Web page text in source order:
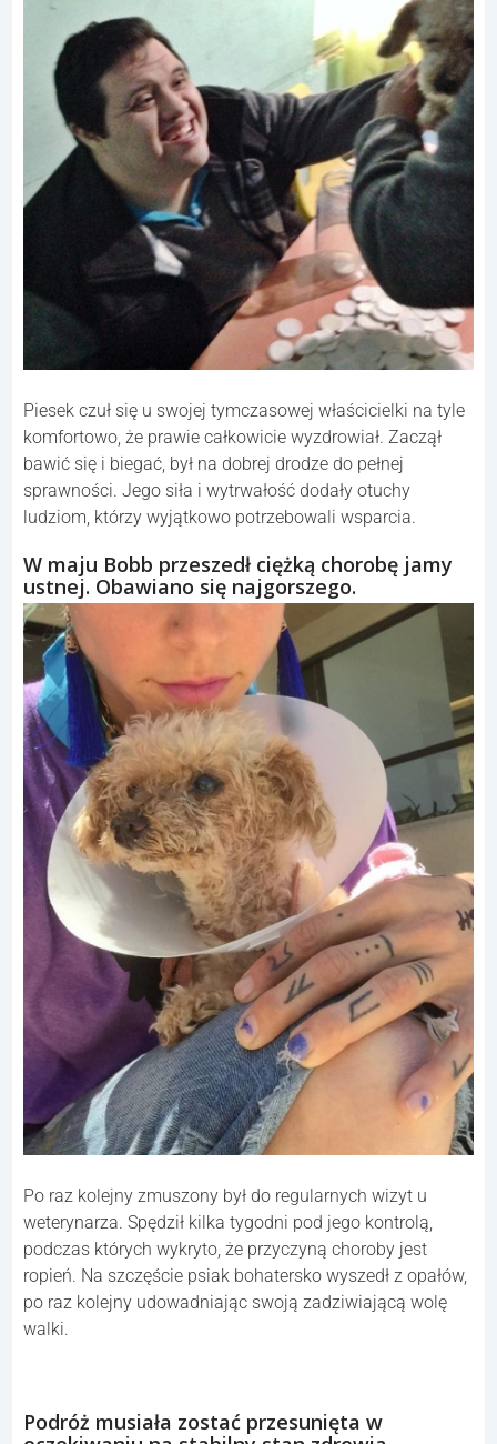
Piesek czuł się u swojej tymczasowej właścicielki na tyle
komfortowo, że prawie całkowicie wyzdrowiał. Zaczął
bawić się i biegać, był na dobrej drodze do pełnej
sprawności. Jego siła i wytrwałość dodały otuchy
ludziom, którzy wyjątkowo potrzebowali wsparcia.
W maju Bobb przeszedł ciężką chorobę jamy
ustnej. Obawiano się najgorszego.
Po raz kolejny zmuszony był do regularnych wizyt u
weterynarza. Spędził kilka tygodni pod jego kontrolą,
podczas których wykryto, że przyczyną choroby jest
ropień. Na szczęście psiak bohatersko wyszedł z opałów,
po raz kolejny udowadniając swoją zadziwiającą wolę
walki.
Podróż musiała zostać przesunięta w